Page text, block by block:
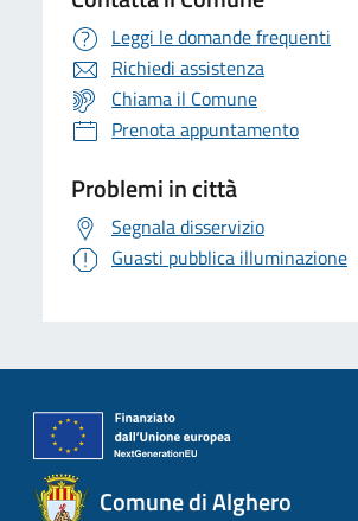
Leggi le domande frequenti
Richiedi assistenza
Chiama il Comune
Prenota appuntamento
Problemi in città
Segnala disservizio
Guasti pubblica illuminazione
Comune di Alghero